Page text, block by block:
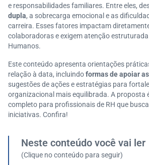
e responsabilidades familiares. Entre eles,
dupla, a sobrecarga emocional e as
carreira. Esses fatores impactam
colaboradoras e exigem atenção
Humanos.
Este conteúdo apresenta orientações
relação à data, incluindoformas de apoiar
sugestões de ações e estratégias para
organizacional mais equilibrada. A proposta
completo para profissionais de RH que
iniciativas. Confira!
Neste conteúdo você vai ler
(Clique no conteúdo para seguir)